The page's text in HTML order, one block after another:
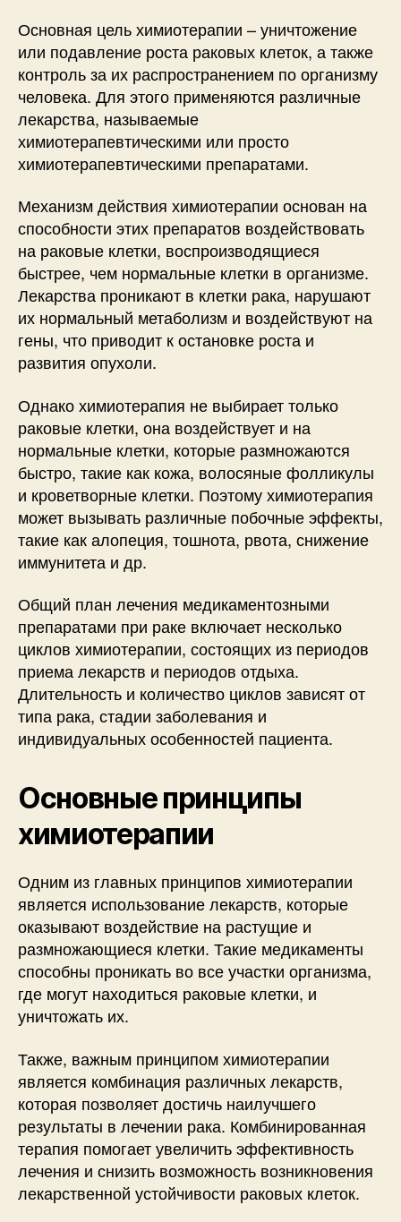
Основная цель химиотерапии – уничтожение
или подавление роста раковых клеток, а также
контроль за их распространением по организму
человека. Для этого применяются различные
лекарства, называемые
химиотерапевтическими или просто
химиотерапевтическими препаратами.
Механизм действия химиотерапии основан на
способности этих препаратов воздействовать
на раковые клетки, воспроизводящиеся
быстрее, чем нормальные клетки в организме.
Лекарства проникают в клетки рака, нарушают
их нормальный метаболизм и воздействуют на
гены, что приводит к остановке роста и
развития опухоли.
Однако химиотерапия не выбирает только
раковые клетки, она воздействует и на
нормальные клетки, которые размножаются
быстро, такие как кожа, волосяные фолликулы
и кроветворные клетки. Поэтому химиотерапия
может вызывать различные побочные эффекты,
такие как алопеция, тошнота, рвота, снижение
иммунитета и др.
Общий план лечения медикаментозными
препаратами при раке включает несколько
циклов химиотерапии, состоящих из периодов
приема лекарств и периодов отдыха.
Длительность и количество циклов зависят от
типа рака, стадии заболевания и
индивидуальных особенностей пациента.
Основные принципы
химиотерапии
Одним из главных принципов химиотерапии
является использование лекарств, которые
оказывают воздействие на растущие и
размножающиеся клетки. Такие медикаменты
способны проникать во все участки организма,
где могут находиться раковые клетки, и
уничтожать их.
Также, важным принципом химиотерапии
является комбинация различных лекарств,
которая позволяет достичь наилучшего
результаты в лечении рака. Комбинированная
терапия помогает увеличить эффективность
лечения и снизить возможность возникновения
лекарственной устойчивости раковых клеток.